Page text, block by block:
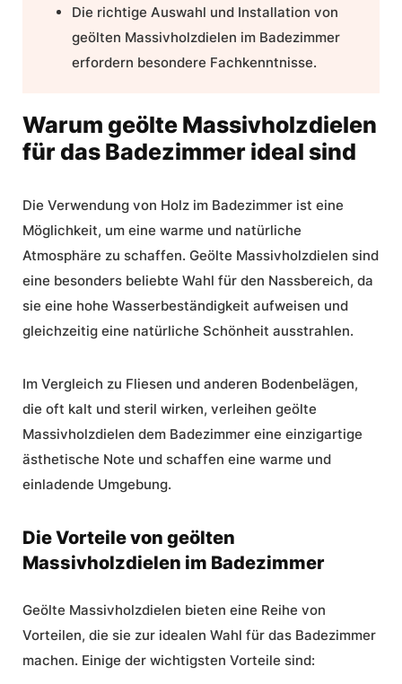
Die richtige Auswahl und Installation von
geölten Massivholzdielen im Badezimmer
erfordern besondere Fachkenntnisse.
Warum geölte Massivholzdielen
für das Badezimmer ideal sind
Die Verwendung von Holz im Badezimmer ist eine
Möglichkeit, um eine warme und natürliche
Atmosphäre zu schaffen. Geölte Massivholzdielen sind
eine besonders beliebte Wahl für den Nassbereich, da
sie eine hohe Wasserbeständigkeit aufweisen und
gleichzeitig eine natürliche Schönheit ausstrahlen.
Im Vergleich zu Fliesen und anderen Bodenbelägen,
die oft kalt und steril wirken, verleihen geölte
Massivholzdielen dem Badezimmer eine einzigartige
ästhetische Note und schaffen eine warme und
einladende Umgebung.
Die Vorteile von geölten
Massivholzdielen im Badezimmer
Geölte Massivholzdielen bieten eine Reihe von
Vorteilen, die sie zur idealen Wahl für das Badezimmer
machen. Einige der wichtigsten Vorteile sind: